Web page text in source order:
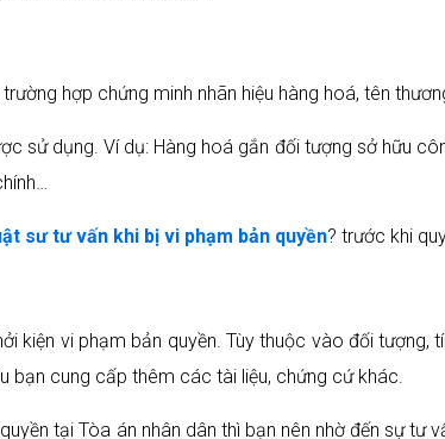
hợp chứng minh nhãn hiệu hàng hoá, tên
sử dụng. Ví dụ: Hàng hoá gắn đối tượng sở hữu
sư tư vấn khi bị vi phạm bản quyền? trước khi
kiện vi phạm bản quyền. Tùy thuộc vào đối
bạn cung cấp thêm các tài liệu, chứng cứ khác.
tại Tòa án nhân dân thì bạn nên nhờ đến sự tư